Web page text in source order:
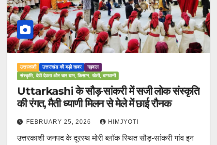
उत्तरकाशी उत्तराखंड की बड़ी खबर
गढ़वाल
संस्कृति, देवी देवता और चार धाम, किसान, खेती, बागवानी
Uttarkashi के सौड़-सांकरी में सजी लोक संस्कृति
की रंगत, मैती ध्याणी मिलन से मेले में छाई रौनक
FEBRUARY 25, 2026 HIMJYOTI
उत्तरकाशी जनपद के दूरस्थ मोरी ब्लॉक स्थित सौड़-सांकरी गांव इन